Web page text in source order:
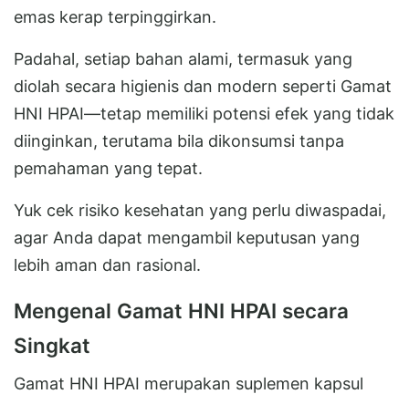
emas kerap terpinggirkan.
Padahal, setiap bahan alami, termasuk yang
diolah secara higienis dan modern seperti Gamat
HNI HPAI—tetap memiliki potensi efek yang tidak
diinginkan, terutama bila dikonsumsi tanpa
pemahaman yang tepat.
Yuk cek risiko kesehatan yang perlu diwaspadai,
agar Anda dapat mengambil keputusan yang
lebih aman dan rasional.
Mengenal Gamat HNI HPAI secara
Singkat
Gamat HNI HPAI merupakan suplemen kapsul